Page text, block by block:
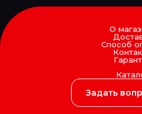
О
Способ
Задать